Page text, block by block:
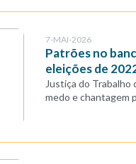
7-MAI-2026
Patrões no
eleições de
Justiça do
medo e chantagem